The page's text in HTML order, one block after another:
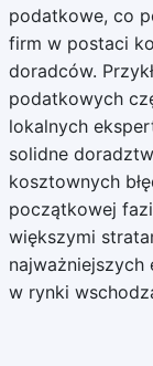
podatkowe, co
firm w postaci
doradców.
podatkowych
lokalnych
solidne
kosztownych
początkowej
większymi
najważniejszych
w rynki